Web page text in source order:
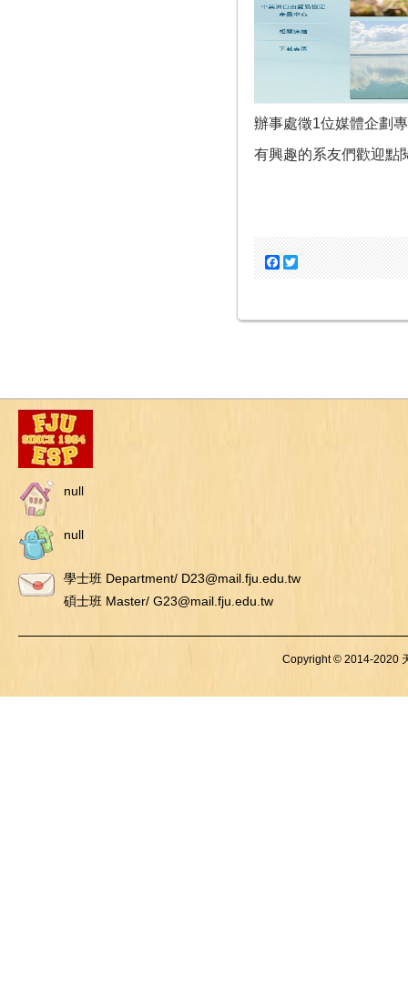
辦事處徵1位媒體企劃
有興趣的系友們歡迎點
Facebook
null
null
學士班 Department/ D23@mail.fju.edu.tw
碩士班 Master/ G23@mail.fju.edu.tw
Copyright © 2014-2020